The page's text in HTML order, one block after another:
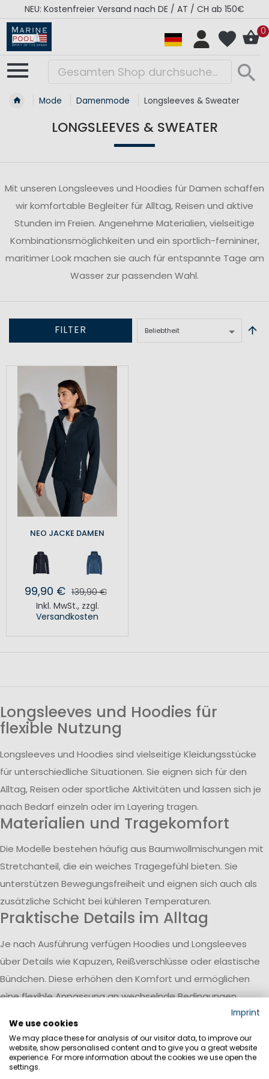
NEU: Kostenfreier Versand nach DE / AT / CH ab 150€
0
Mode Damenmode Longsleeves & Sweater
LONGSLEEVES & SWEATER
Mit unseren Longsleeves und Hoodies für Damen schaffen
wir komfortable Begleiter für Alltag, Reisen und aktive
Stunden im Freien. Angenehme Materialien, vielseitige
Kombinationsmöglichkeiten und ein sportlich-femininer,
maritimer Look machen sie auch für entspannte Tage am
Wasser zur passenden Wahl.
FILTER
NEO JACKE DAMEN
99,90 € 139,90 €
Inkl. MwSt., zzgl.
Versandkosten
Longsleeves und Hoodies für
flexible Nutzung
Longsleeves und Hoodies sind vielseitige Kleidungsstücke
für unterschiedliche Situationen. Sie eignen sich für den
Alltag, Reisen oder sportliche Aktivitäten und lassen sich je
nach Bedarf einzeln oder im Layering tragen.
Materialien und Tragekomfort
Die Modelle bestehen häufig aus Baumwollmischungen mit
Stretchanteil, die ein weiches Tragegefühl bieten. Sie
unterstützen Bewegungsfreiheit und eignen sich auch als
zusätzliche Schicht bei kühleren Temperaturen.
Praktische Details im Alltag
Je nach Ausführung verfügen Hoodies und Longsleeves
über Details wie Kapuzen, Reißverschlüsse oder elastische
Bündchen. Diese erhöhen den Komfort und ermöglichen
eine flexible Anpassung an wechselnde Bedingungen.
einsetzbar
Die Produkte lassen sich mit verschiedenen Outfits
kombinieren und passen sowohl zu sportlichen als auch zu
Imprint
We use cookies
We may place these for analysis of our visitor data, to improve our
website, show personalised content and to give you a great website
experience. For more information about the cookies we use open the
settings.